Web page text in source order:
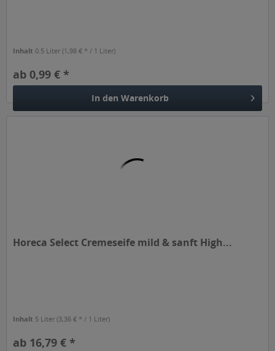
Inhalt0.5 Liter(1,98 € * / 1 Liter)
ab 0,99 € *
In den Warenkorb
Horeca Select Cremeseife mild & sanft High...
Inhalt 5 Liter(3,36 € * / 1 Liter)
ab 16,79 € *